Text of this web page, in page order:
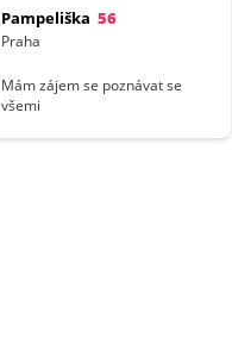
Pampeliška 56
Praha
Mám zájem se poznávat se
všemi